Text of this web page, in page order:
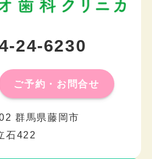
24-6230
ご予約・お問合せ
群馬県藤岡市
石422